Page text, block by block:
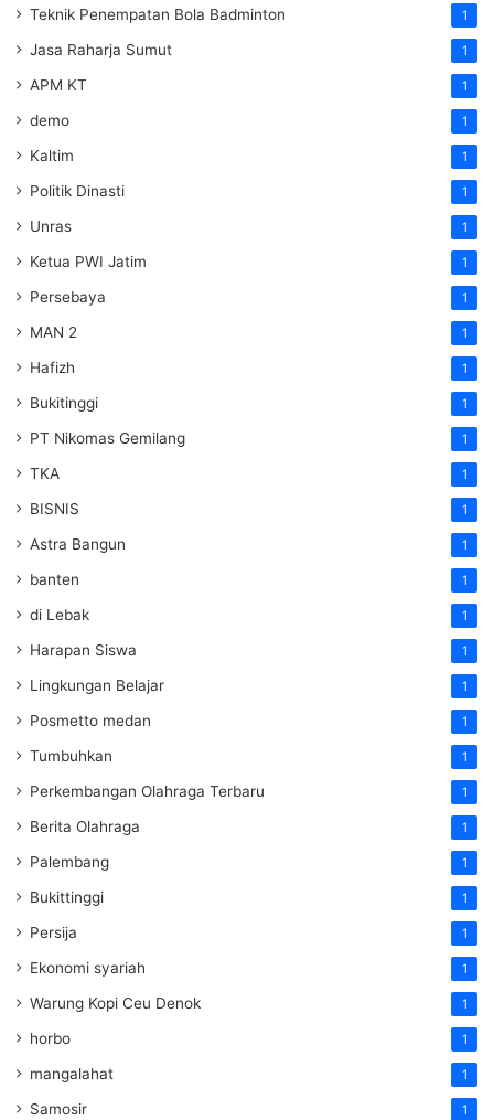
Teknik Penempatan Bola Badminton 1
Jasa Raharja Sumut 1
APM KT 1
demo 1
Kaltim 1
Politik Dinasti 1
Unras 1
Ketua PWI Jatim 1
Persebaya 1
MAN 2 1
Hafizh 1
Bukitinggi 1
PT Nikomas Gemilang 1
TKA 1
BISNIS 1
Astra Bangun 1
banten 1
di Lebak 1
Harapan Siswa 1
Lingkungan Belajar 1
Posmetto medan 1
Tumbuhkan 1
Perkembangan Olahraga Terbaru 1
Berita Olahraga 1
Palembang 1
Bukittinggi 1
Persija 1
Ekonomi syariah 1
Warung Kopi Ceu Denok 1
horbo 1
mangalahat 1
Samosir 1